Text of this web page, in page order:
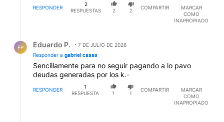
RESPONDER
2
RESPUESTAS
2 2
COMPARTIR
MARCAR
COMO
INAPROPIADO
EP Eduardo P.
7 DE JULIO DE 2026
Responder a gabriel casas
Sencillamente para no seguir pagando a lo pavo
deudas generadas por los k.-
RESPONDER
1
RESPUESTA
1 1
COMPARTIR
MARCAR
COMO
INAPROPIADO